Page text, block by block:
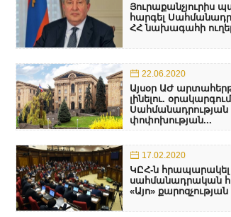
Յուրաքանչյուրիս
հարգել
ՀՀ նախագահի
22.06.2020
Այսօր ԱԺ
լինելու. օրակարգում
Սահմանադրության
փոփոխության...
17.02.2020
ԿԸՀ-ն հրապարակել
սահմանադրական
«Այո» քարոզչության